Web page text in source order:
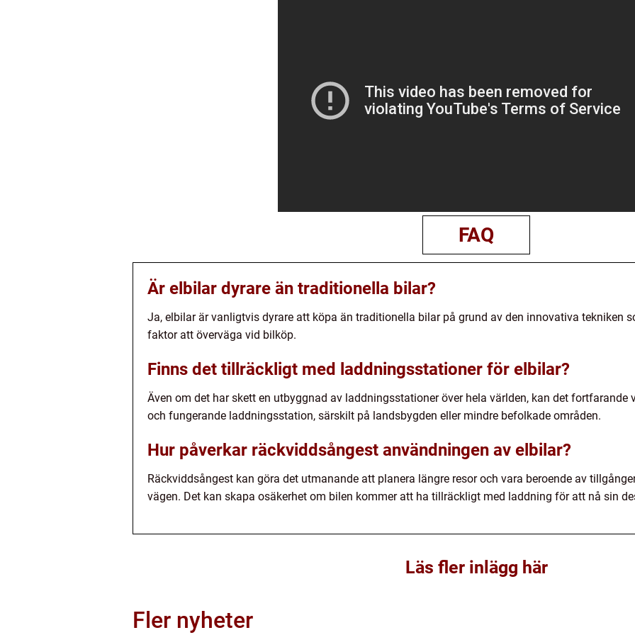
FAQ
Är elbilar dyrare än traditionella bilar?
Ja, elbilar är vanligtvis dyrare att köpa än traditionella bilar på grund av den innovativa tekniken
faktor att överväga vid bilköp.
Finns det tillräckligt med laddningsstationer för elbilar?
Även om det har skett en utbyggnad av laddningsstationer över hela världen, kan det
och fungerande laddningsstation, särskilt på landsbygden eller mindre befolkade områden.
Hur påverkar räckviddsångest användningen av elbilar?
Räckviddsångest kan göra det utmanande att planera längre resor och vara beroende av
vägen. Det kan skapa osäkerhet om bilen kommer att ha tillräckligt med laddning för att nå sin
Läs fler inlägg här
Fler nyheter